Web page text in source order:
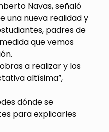
Navas, señaló
una nueva realidad y
padres de
que vemos
a realizar y los
altísima”,
dónde se
para explicarles